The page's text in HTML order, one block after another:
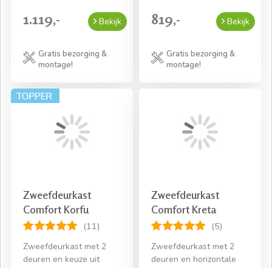
1.119,- Bekijk
Gratis bezorging &
montage!
819,- Bekijk
Gratis bezorging &
montage!
Zweefdeurkast
Comfort Korfu
(11)
Zweefdeurkast met 2
deuren en keuze uit
Zweefdeurkast
Comfort Kreta
(5)
Zweefdeurkast met 2
deuren en horizontale